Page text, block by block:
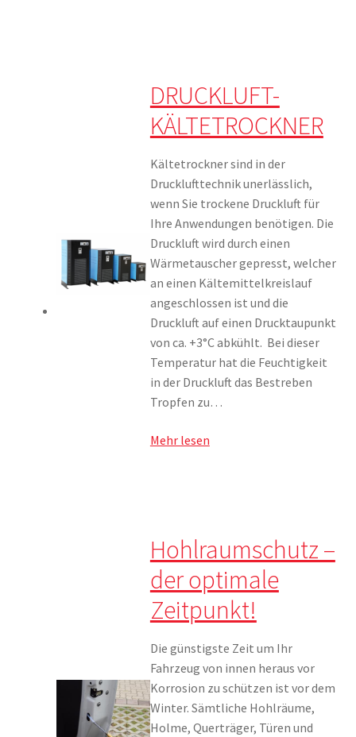
DRUCKLUFT-
KÄLTETROCKNER
Kältetrockner sind in der
Drucklufttechnik unerlässlich,
wenn Sie trockene Druckluft für
Ihre Anwendungen benötigen. Die
Druckluft wird durch einen
Wärmetauscher gepresst, welcher
an einen Kältemittelkreislauf
angeschlossen ist und die
Druckluft auf einen Drucktaupunkt
von ca. +3°C abkühlt. Bei dieser
Temperatur hat die Feuchtigkeit
in der Druckluft das Bestreben
Tropfen zu…
Mehr lesen
Hohlraumschutz –
der optimale
Zeitpunkt!
Die günstigste Zeit um Ihr
Fahrzeug von innen heraus vor
Korrosion zu schützen ist vor dem
Winter. Sämtliche Hohlräume,
Holme, Querträger, Türen und